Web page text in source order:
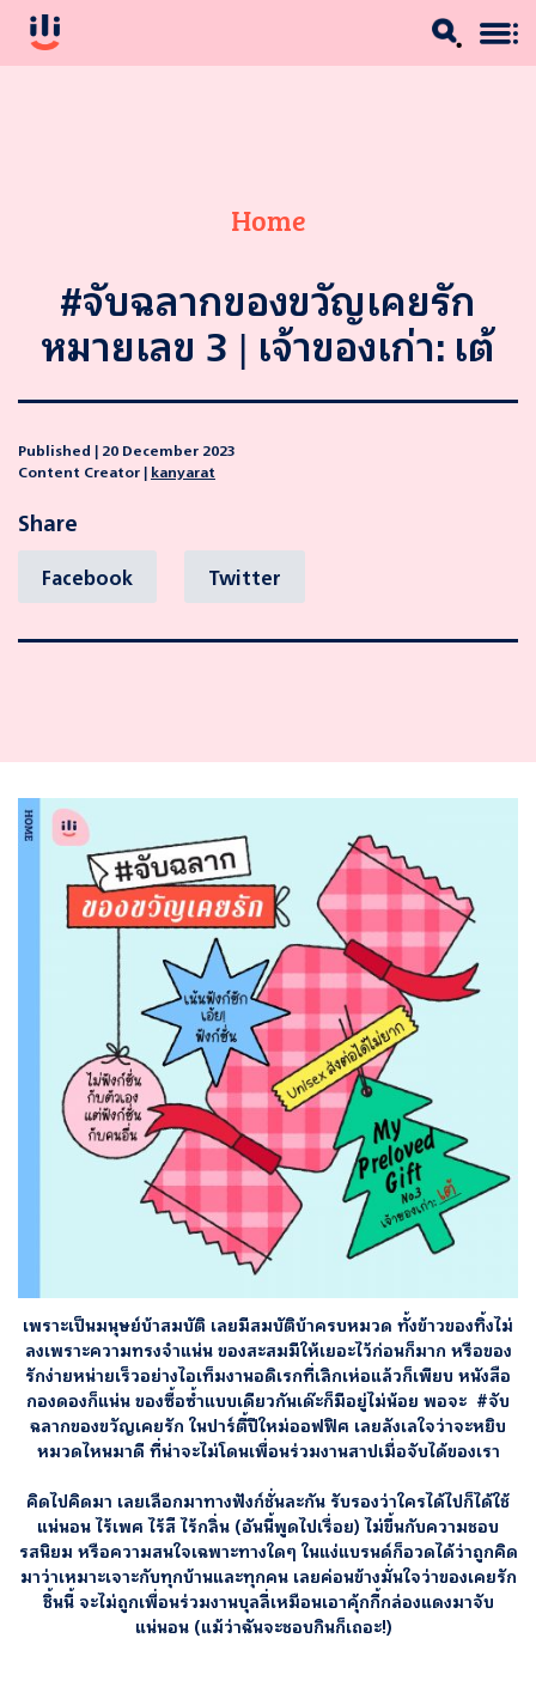
Home
#จับฉลากของขวัญเคยรัก
หมายเลข 3 | เจ้าของเก่า: เต้
Published | 20 December 2023
Content Creator | kanyarat
Share
Facebook Twitter
เพราะเป็นมนุษย์บ้าสมบัติ เลยมีสมบัติบ้าครบหมวด ทั้งข้าวของทิ้งไม่
ลงเพราะความทรงจำแน่น ของสะสมมีให้เยอะไว้ก่อนก็มาก หรือของ
รักง่ายหน่ายเร็วอย่างไอเท็มงานอดิเรกที่เลิกเห่อแล้วก็เพียบ หนังสือ
กองดองก็แน่น ของซื้อซ้ำแบบเดียวกันเด๊ะก็มีอยู่ไม่น้อย พอจะ #จับ
ฉลากของขวัญเคยรัก ในปาร์ตี้ปีใหม่ออฟฟิศ เลยลังเลใจว่าจะหยิบ
หมวดไหนมาดี ที่น่าจะไม่โดนเพื่อนร่วมงานสาปเมื่อจับได้ของเรา
คิดไปคิดมา เลยเลือกมาทางฟังก์ชั่นละกัน รับรองว่าใครได้ไปก็ได้ใช้
แน่นอน ไร้เพศ ไร้สี ไร้กลิ่น (อันนี้พูดไปเรื่อย) ไม่ขึ้นกับความชอบ
รสนิยม หรือความสนใจเฉพาะทางใดๆ ในแง่แบรนด์ก็อวดได้ว่าถูกคิด
มาว่าเหมาะเจาะกับทุกบ้านและทุกคน เลยค่อนข้างมั่นใจว่าของเคยรัก
ชิ้นนี้ จะไม่ถูกเพื่อนร่วมงานบุลลี่เหมือนเอาคุ้กกี้กล่องแดงมาจับ
แน่นอน (แม้ว่าฉันจะชอบกินก็เถอะ!)